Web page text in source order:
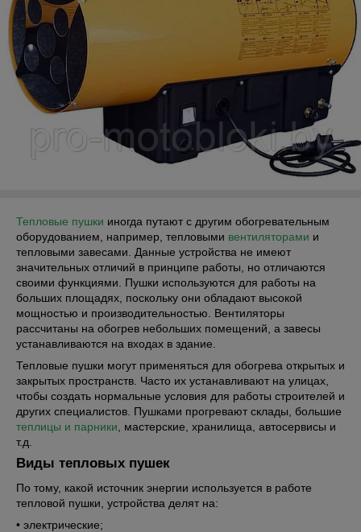
Тепловые пушки иногда путают с другим обогревательным
оборудованием, например, тепловыми вентиляторами и
тепловыми завесами. Данные устройства не имеют
значительных отличий в принципе работы, но отличаются
своими функциями. Пушки используются для работы на
больших площадях, поскольку они обладают высокой
мощностью и производительностью. Вентиляторы
рассчитаны на обогрев небольших помещений, а завесы
устанавливаются на входах в здание.
Тепловые пушки могут применяться для обогрева открытых и
закрытых пространств. Часто их устанавливают на улицах,
чтобы создать нормальные условия для работы строителей и
других специалистов. Пушками прогревают склады, большие
теплицы и парники , мастерские, хранилища, автосервисы и
т.д.
Виды тепловых пушек
По тому, какой источник энергии используется в работе
тепловой пушки, устройства делят на:
• электрические;